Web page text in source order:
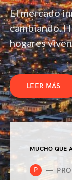
El mercado
cambiando.
hogares
LEER MÁS
MUCHO QUE
P